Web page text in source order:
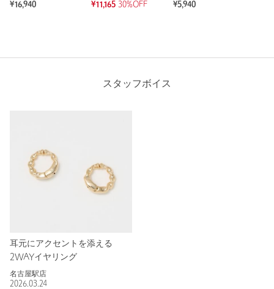
¥16,940
¥11,165 30%OFF
¥5,940
スタッフボイス
耳元にアクセントを添える
2WAYイヤリング
名古屋駅店
2026.03.24